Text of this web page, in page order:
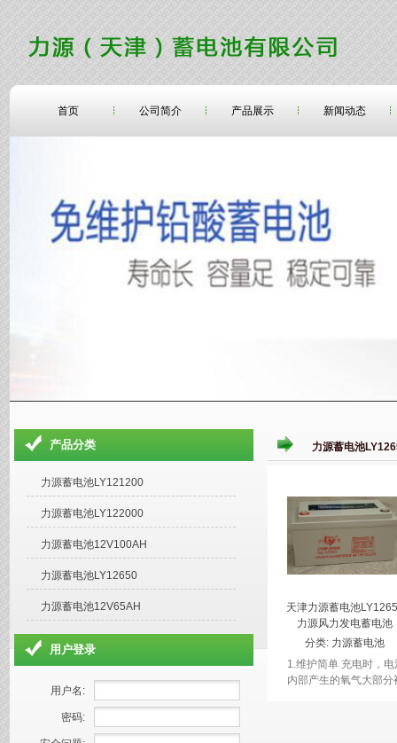
首页 公司简介 产品展示 新闻动态
产品分类
力源蓄电池LY121200
力源蓄电池LY122000
力源蓄电池12V100AH
力源蓄电池LY12650
力源蓄电池12V65AH
用户登录
用户名:
密码:
力源蓄电池
天津力源蓄电池
力源风力发电蓄电池
12V100ah
分类: 力源蓄电池
LY12650
1.维护简单 充电时，电
内部产生的氧气大部分